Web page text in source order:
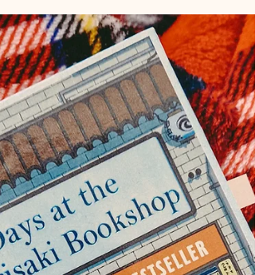
vrouwen in glas.